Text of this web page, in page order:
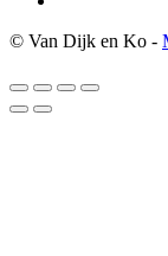
© Van Dijk en Ko -